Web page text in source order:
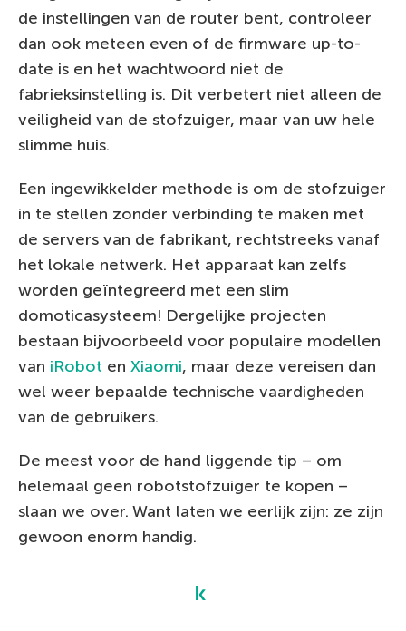
de instellingen van de router bent, controleer
dan ook meteen even of de firmware up-to-
date is en het wachtwoord niet de
fabrieksinstelling is. Dit verbetert niet alleen de
veiligheid van de stofzuiger, maar van uw hele
slimme huis.
Een ingewikkelder methode is om de stofzuiger
in te stellen zonder verbinding te maken met
de servers van de fabrikant, rechtstreeks vanaf
het lokale netwerk. Het apparaat kan zelfs
worden geïntegreerd met een slim
domoticasysteem! Dergelijke projecten
bestaan bijvoorbeeld voor populaire modellen
van iRobot en Xiaomi, maar deze vereisen dan
wel weer bepaalde technische vaardigheden
van de gebruikers.
De meest voor de hand liggende tip – om
helemaal geen robotstofzuiger te kopen –
slaan we over. Want laten we eerlijk zijn: ze zijn
gewoon enorm handig.